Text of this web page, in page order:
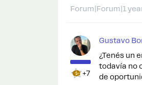
Forum|Forum|1
+7
Gustavo
¿Tenés un
todavía no
de